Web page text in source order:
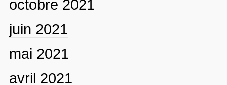
octobre 2021
juin 2021
mai 2021
avril 2021